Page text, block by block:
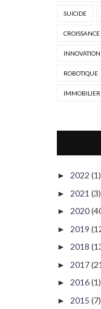
SUICIDE
INNOVATION
ROBOTIQUE
IMMOBILIER
► 2022 (1)
► 2021 (3)
► 2020
► 2019
► 2018
► 2017
► 2016(1)
► 2015 (7)